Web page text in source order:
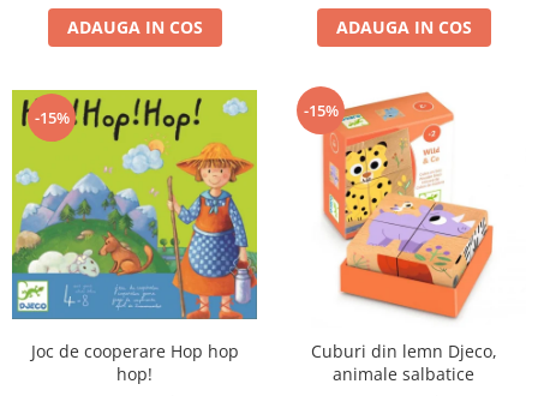
ADAUGA IN COS ADAUGA IN COS
-15%
Joc de cooperare Hop hop
hop!
-15%
Cuburi din lemn Djeco,
animale salbatice